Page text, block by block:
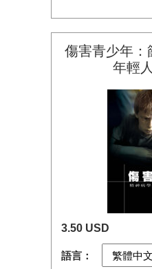
傷害青少年：
年輕
3.50 USD
語言：